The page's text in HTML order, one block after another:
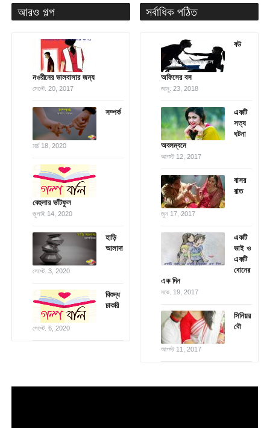
আরও গল্প
নওরীনের ভালবাসার জন্য
সেপ্টে. 20, 2017
সম্পর্ক
মার্চ 18, 2020
বেহুলার ভাঁটফুল
জুলাই 14, 2020
হাড়ি
আলাদা
সেপ্টে. 3, 2020
বিশুদ্ধ
চাকরি
সেপ্টে. 6, 2020
সর্বাধিক পঠিত
বউ
অফিসের বস
জানু. 23, 2018
একটি
সত্য
ঘটনা
অবলম্বনে
আগস্ট 12, 2017
বাসর
রাত
জুন 17, 2017
একটি
ভাই ও
একটি
বোনের
এক দিন
নভে. 19, 2017
সিনিয়র
বৌ
আগস্ট 11, 2017